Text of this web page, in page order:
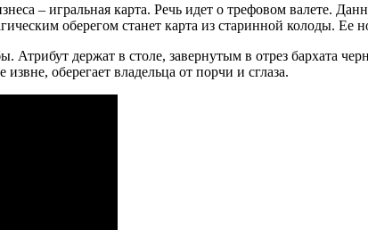
– игральная карта. Речь идет о трефовом валете.
оберегом станет карта из старинной колоды. Ее
держат в столе, завернутым в отрез бархата
оберегает владельца от порчи и сглаза.